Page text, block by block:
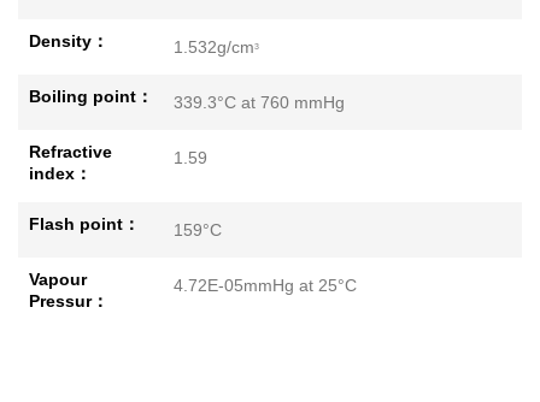
Density： 1.532g/cm3
Boiling point： 339.3°C at 760 mmHg
Refractive
index：
1.59
Flash point： 159°C
Vapour
Pressur：
4.72E-05mmHg at 25°C